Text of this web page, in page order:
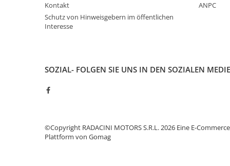
Kontakt
Schutz von Hinweisgebern im öffentlichen
Interesse
ANPC
SOZIAL- FOLGEN SIE UNS IN DEN SOZIALEN
©Copyright RADACINI MOTORS S.R.L. 2026 Eine E-
Plattform von Gomag